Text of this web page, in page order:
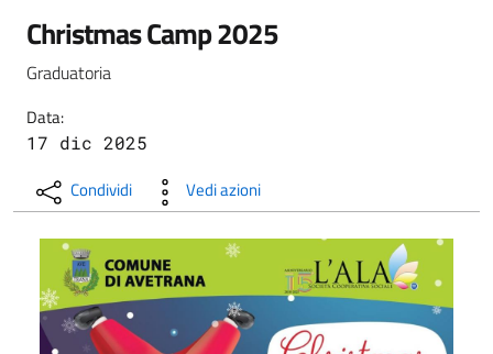
Christmas Camp - Comune di Avetrana
Christmas Camp 2025
Graduatoria
Data:
17 dic 2025
Condividi Vedi azioni